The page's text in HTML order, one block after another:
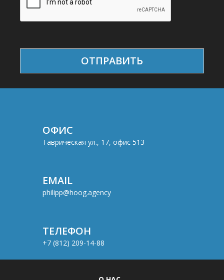
ОФИС
Таврическая ул., 17, офис 513
EMAIL
philipp@hoog.agency
ТЕЛЕФОН
+7 (812) 209-14-88